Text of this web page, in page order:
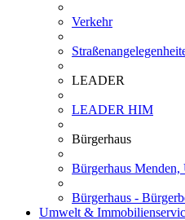
Verkehr
LEADER
LEADER HIM
Bürgerhaus
Bürgerhaus Menden,
Bürgerhaus -
Umwelt &